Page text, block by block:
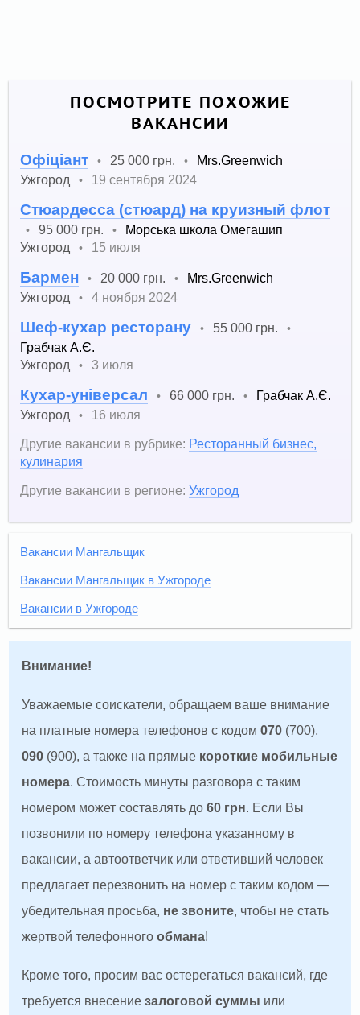
ПОСМОТРИТЕ ПОХОЖИЕ
ВАКАНСИИ
Офіціант • 25 000 грн. •
Mrs.Greenwich
Ужгород
• 19 сентября 2024
Cтюардесса (стюард) на круизный флот
• 95 000 грн. •
Морська школа Омегашип
Ужгород
• 15 июля
Бармен • 20 000 грн. •
Mrs.Greenwich
Ужгород
• 4 ноября 2024
Шеф-кухар ресторану • 55 000 грн. •
Грабчак А.Є.
Ужгород
• 3 июля
Кухар-універсал • 66 000 грн. •
Грабчак А.Є.
Ужгород
•
16 июля
Другие вакансии в рубрике: Ресторанный бизнес,
кулинария
Другие вакансии в регионе: Ужгород
Вакансии Мангальщик
Вакансии Мангальщик в Ужгороде
Вакансии в Ужгороде
Внимание!
Уважаемые соискатели, обращаем ваше внимание
на платные номера телефонов с кодом070 (700),
090 (900), а также на прямые короткие мобильные
номера. Стоимость минуты разговора с таким
номером может составлять до60 грн. Если Вы
позвонили по номеру телефона указанному в
вакансии, а автоответчик или ответивший человек
предлагает перезвонить на номер с таким кодом —
убедительная просьба, не звоните, чтобы не стать
жертвой телефонногообмана!
Кроме того, просим вас остерегаться вакансий, где
требуется внесениезалоговой суммы или